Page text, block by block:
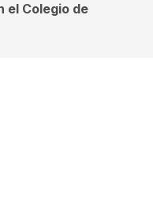
el Colegio de